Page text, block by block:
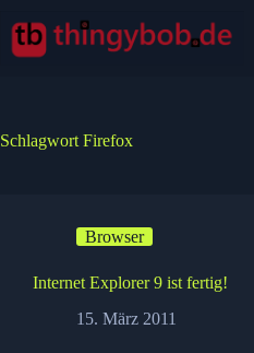
Inhalt
springen
Schlagwort Firefox
Browser
Internet Explorer 9 ist fertig!
15. März 2011